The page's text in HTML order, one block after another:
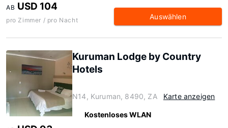
AB USD 104
pro Zimmer / pro Nacht Auswählen
Kuruman Lodge by Country
Hotels
N14, Kuruman, 8490, ZA Karte anzeigen
Kostenloses WLAN